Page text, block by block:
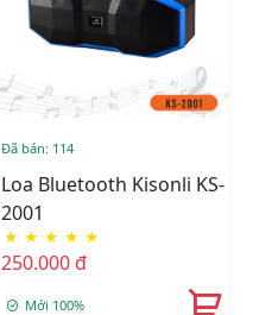
Đã bán: 114
Loa Bluetooth Kisonli KS-
2001
★ ★ ★ ★ ★
250.000 đ
Mới 100%